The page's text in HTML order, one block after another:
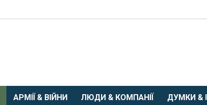
АРМІЇ & ВІЙНИ ЛЮДИ & КОМПАНІЇ ДУМКИ &